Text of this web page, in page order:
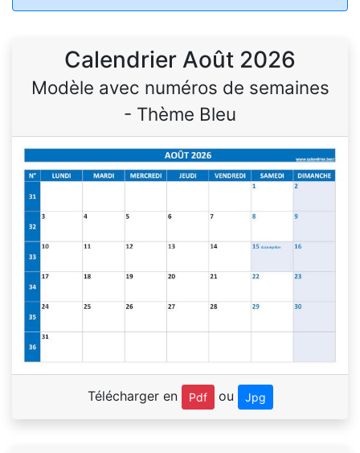
Calendrier Août 2026
Modèle avec numéros de semaines
- Thème Bleu
Télécharger en Pdf ou Jpg